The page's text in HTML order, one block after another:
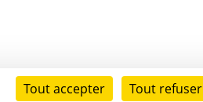
Tout accepter Tout refuser